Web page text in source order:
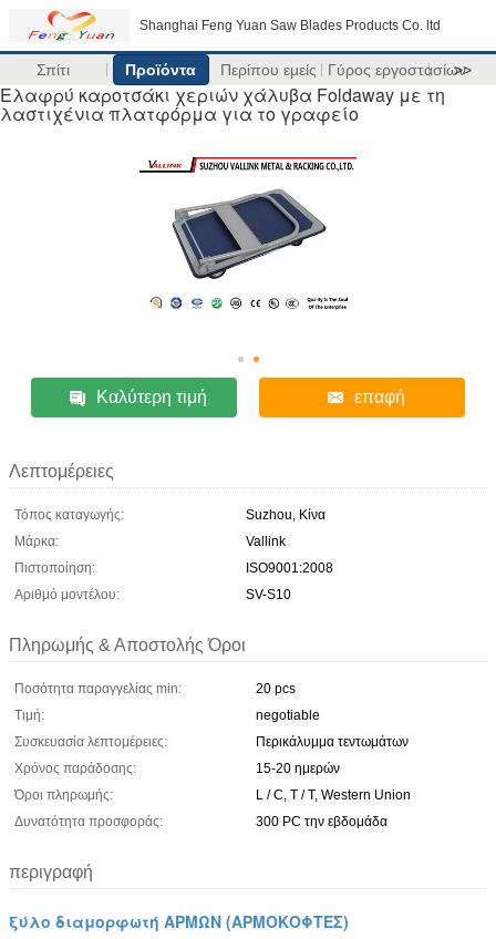
Shanghai Feng Yuan Saw Blades Products Co. ltd
Σπίτι Προϊόντα Περίπου εμείς Γύρος εργοστασίων
>>
Ελαφρύ καροτσάκι χεριών χάλυβα Foldaway με τη
λαστιχένια πλατφόρμα για το γραφείο
Καλύτερη τιμή επαφή
Λεπτομέρειες
Τόπος καταγωγής:
Suzhou, Κίνα
Μάρκα:
Vallink
Πιστοποίηση:
ISO9001:2008
Αριθμό μοντέλου:
SV-S10
Πληρωμής & Αποστολής Όροι
Ποσότητα παραγγελίας min:
20 pcs
Τιμή:
negotiable
Συσκευασία λεπτομέρειες:
Περικάλυμμα τεντωμάτων
Χρόνος παράδοσης:
15-20 ημερών
Όροι πληρωμής:
L / C, T / T, Western Union
Δυνατότητα προσφοράς:
300 PC την εβδομάδα
περιγραφή
ξύλο διαμορφωτή ΑΡΜΩΝ (ΑΡΜΟΚΟΦΤΕΣ)